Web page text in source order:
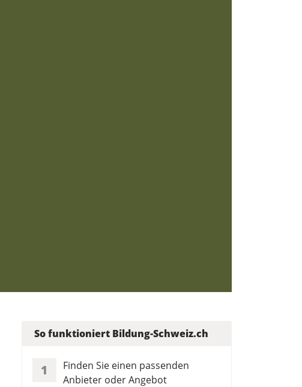
So funktioniert Bildung-Schweiz.ch
1
Finden Sie einen passenden
Anbieter oder Angebot